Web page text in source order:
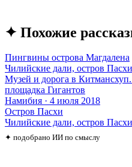
✦ Похожие
Пингвины острова Магдалена
Чилийские дали, остров
Музей и дорога в
площадка Гигантов
Намибия · 4 июля 2018
Остров Пасхи
Чилийские дали, остров
✦ подобрано ИИ по смыслу